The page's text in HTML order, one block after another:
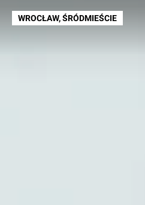
WROCŁAW, ŚRÓDMIEŚCIE